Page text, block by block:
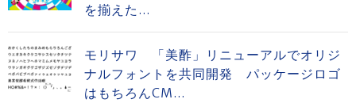
を揃えた...
モリサワ 「美酢」リニューアルでオリジ
ナルフォントを共同開発 パッケージロゴ
はもちろんCM...